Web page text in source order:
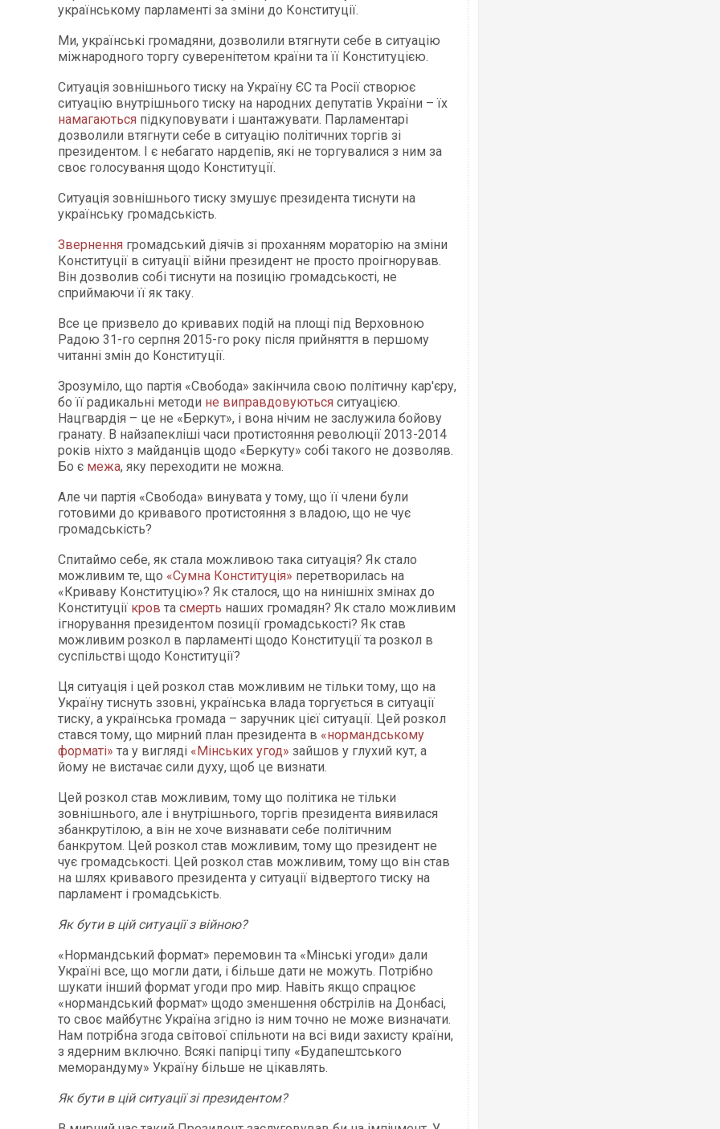
українському парламенті за зміни до Конституції.
Ми, українські громадяни, дозволили втягнути себе в ситуацію
міжнародного торгу суверенітетом країни та її Конституцією.
Ситуація зовнішнього тиску на Україну ЄС та Росії створює
ситуацію внутрішнього тиску на народних депутатів України – їх
намагаються підкуповувати і шантажувати. Парламентарі
дозволили втягнути себе в ситуацію політичних торгів зі
президентом. І є небагато нардепів, які не торгувалися з ним за
своє голосування щодо Конституції.
Ситуація зовнішнього тиску змушує президента тиснути на
українську громадськість.
Звернення громадський діячів зі проханням мораторію на зміни
Конституції в ситуації війни президент не просто проігнорував.
Він дозволив собі тиснути на позицію громадськості, не
сприймаючи її як таку.
Все це призвело до кривавих подій на площі під Верховною
Радою 31-го серпня 2015-го року після прийняття в першому
читанні змін до Конституції.
Зрозуміло, що партія «Свобода» закінчила свою політичну кар'єру,
бо її радикальні методи не виправдовуються ситуацією.
Нацгвардія – це не «Беркут», і вона нічим не заслужила бойову
гранату. В найзапекліші часи протистояння революції 2013-2014
років ніхто з майданців щодо «Беркуту» собі такого не дозволяв.
Бо є межа, яку переходити не можна.
Але чи партія «Свобода» винувата у тому, що її члени були
готовими до кривавого протистояння з владою, що не чує
громадськість?
Спитаймо себе, як стала можливою така ситуація? Як стало
можливим те, що «Сумна Конституція» перетворилась на
«Криваву Конституцію»? Як сталося, що на нинішніх змінах до
Конституції кров та смерть наших громадян? Як стало можливим
ігнорування президентом позиції громадськості? Як став
можливим розкол в парламенті щодо Конституції та розкол в
суспільстві щодо Конституції?
Ця ситуація і цей розкол став можливим не тільки тому, що на
Україну тиснуть ззовні, українська влада торгується в ситуації
тиску, а українська громада – заручник цієї ситуації. Цей розкол
стався тому, що мирний план президента в «нормандському
форматі» та у вигляді «Мінських угод» зайшов у глухий кут, а
йому не вистачає сили духу, щоб це визнати.
Цей розкол став можливим, тому що політика не тільки
зовнішнього, але і внутрішнього, торгів президента виявилася
збанкрутілою, а він не хоче визнавати себе політичним
банкрутом. Цей розкол став можливим, тому що президент не
чує громадськості. Цей розкол став можливим, тому що він став
на шлях кривавого президента у ситуації відвертого тиску на
парламент і громадськість.
Як бути в цій ситуації з війною?
«Нормандський формат» перемовин та «Мінські угоди» дали
Україні все, що могли дати, і більше дати не можуть. Потрібно
шукати інший формат угоди про мир. Навіть якщо спрацює
«нормандський формат» щодо зменшення обстрілів на Донбасі,
то своє майбутнє Україна згідно із ним точно не може визначати.
Нам потрібна згода світової спільноти на всі види захисту країни,
з ядерним включно. Всякі папірці типу «Будапештського
меморандуму» Україну більше не цікавлять.
Як бути в цій ситуації зі президентом?